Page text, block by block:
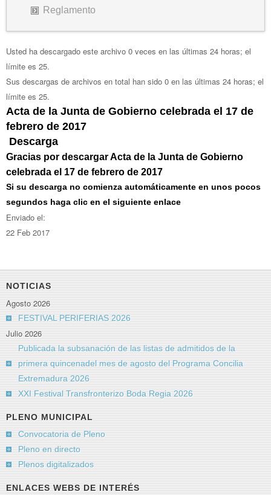
Reglamento
Usted ha descargado este archivo 0 veces en las últimas 24 horas; el
límite es 25.
Sus descargas de archivos en total han sido 0 en las últimas 24 horas; el
límite es 25.
Acta de la Junta de Gobierno celebrada el 17 de
febrero de 2017
Descarga
Gracias por descargar Acta de la Junta de Gobierno
celebrada el 17 de febrero de 2017
Si su descarga no comienza automáticamente en unos pocos
segundos haga clic en el siguiente enlace
Enviado el:
22 Feb 2017
NOTICIAS
Agosto 2026
FESTIVAL PERIFERIAS 2026
Julio 2026
Publicada la subsanación de las listas de admitidos de la
primera quincenadel mes de agosto del Programa Concilia
Extremadura 2026
XXI Festival Transfronterizo Boda Regia 2026
PLENO MUNICIPAL
Convocatoria de Pleno
Pleno en directo
Plenos digitalizados
ENLACES WEBS DE INTERÉS